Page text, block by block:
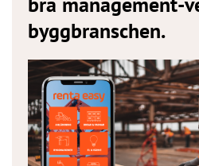
byggbranschen.